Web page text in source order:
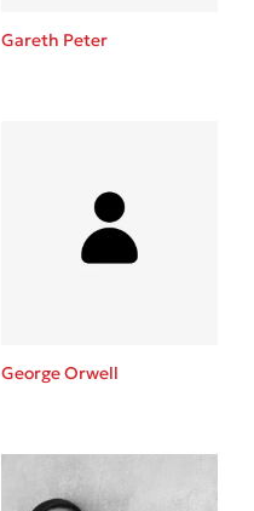
Gareth Peter
George Orwell